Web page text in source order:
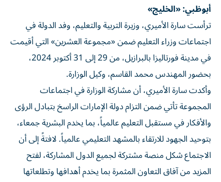
أبوظبي: «الخليج»
ترأست سارة الأميري، وزيرة التربية والتعليم، وفد الدولة في
اجتماعات وزراء التعليم ضمن «مجموعة العشرين» التي أقيمت
في مدينة فورتاليزا بالبرازيل، من 29 إلى 31 أكتوبر 2024،
بحضور المهندس محمد القاسم، وكيل الوزارة.
وأكدت سارة الأميري، أن مشاركة الوزارة في اجتماعات
المجموعة تأتي ضمن التزام دولة الإمارات الراسخ بتبادل الرؤى
والأفكار في مستقبل التعليم عالمياً، بما يخدم البشرية جمعاء،
بتوحيد الجهود للارتقاء بالمشهد التعليمي عالمياً. لافتةً إلى أن
الاجتماع شكل منصة مشتركة لجميع الدول المشاركة، لفتح
المزيد من آفاق التعاون المثمرة بما يخدم أهدافها وتطلعاتها